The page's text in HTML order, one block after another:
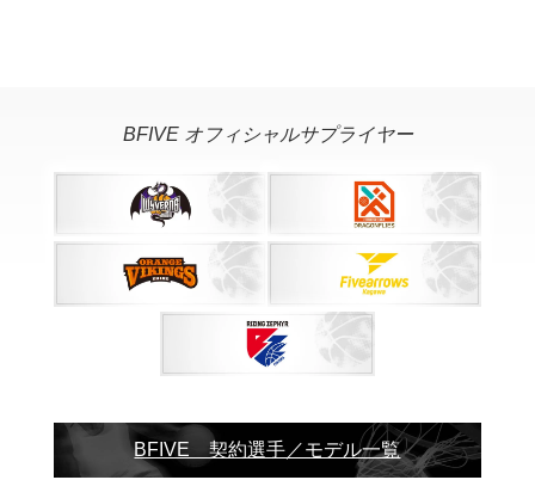
BFIVE オフィシャルサプライヤー
BFIVE 契約選手／モデル一覧